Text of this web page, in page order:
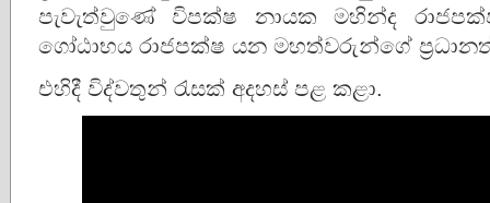
පැවැත්වුණේ විපක්ෂ නායක මහින්ද
ගෝඨාභය රාජපක්ෂ යන මහත්වරුන්ගේ
එහිදී විද්වතුන් රැසක් අදහස් පළ කළා.